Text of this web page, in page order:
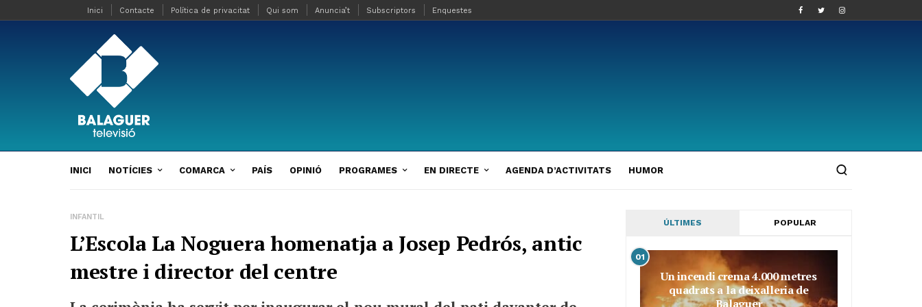
Inici Contacte Política de privacitat Qui som Anuncia’t Subscriptors Enquestes
INICI NOTÍCIES COMARCA PAÍS OPINIÓ PROGRAMES EN DIRECTE AGENDA D’ACTIVITATS HUMOR
INFANTIL
L’Escola La Noguera homenatja a Josep Pedrós, antic
mestre i director del centre
ÚLTIMES POPULAR
01
Un incendi crema 4.000 metres
quadrats a la deixalleria de
Balaguer